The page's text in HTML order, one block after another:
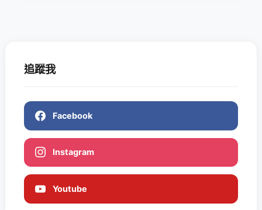
追蹤我
Facebook
Instagram
Youtube